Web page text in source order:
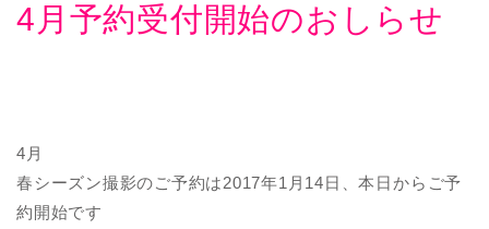
4月予約受付開始のおしらせ
4月
春シーズン撮影のご予約は2017年1月14日、本日からご予
約開始です